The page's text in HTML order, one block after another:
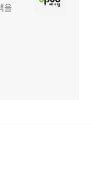
을